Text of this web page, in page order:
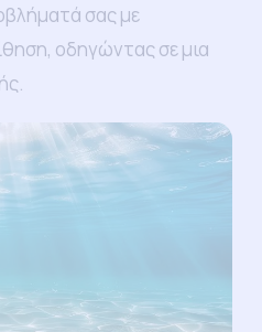
σας με
οδηγώντας σε μια